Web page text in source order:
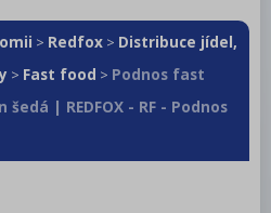
> Redfox > Distribuce jídel,
> Fast food > Podnos fast
| REDFOX - RF - Podnos